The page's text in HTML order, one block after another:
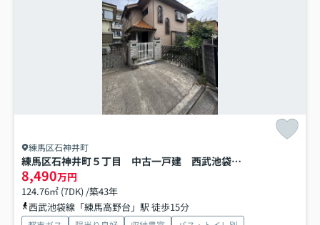
練馬区石神井町
練馬区石神井町５丁目 中古一戸建 西武池袋線 石神井公園
8,490万円
124.76㎡ (7DK) /築43年
西武池袋線「練馬高野台」駅 徒歩15分